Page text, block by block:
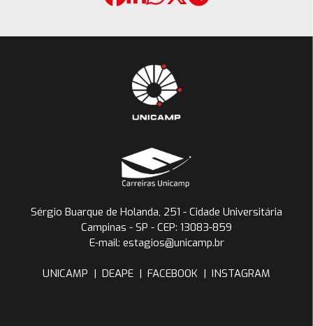
Sérgio Buarque de Holanda, 251 - Cidade Universitária
Campinas - SP - CEP: 13083-859
E-mail: estagios@unicamp.br
UNICAMP | DEAPE | FACEBOOK | INSTAGRAM